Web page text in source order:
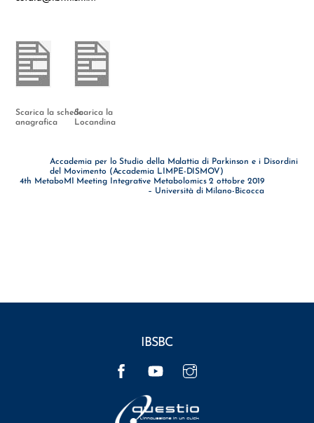
Scarica la scheda
anagrafica
Scarica la
Locandina
Accademia per lo Studio della Malattia di Parkinson e i Disordini
del Movimento (Accademia LIMPE-DISMOV)
4th MetaboMI Meeting Integrative Metabolomics 2 ottobre 2019
– Università di Milano-Bicocca
IBSBC
YouTube